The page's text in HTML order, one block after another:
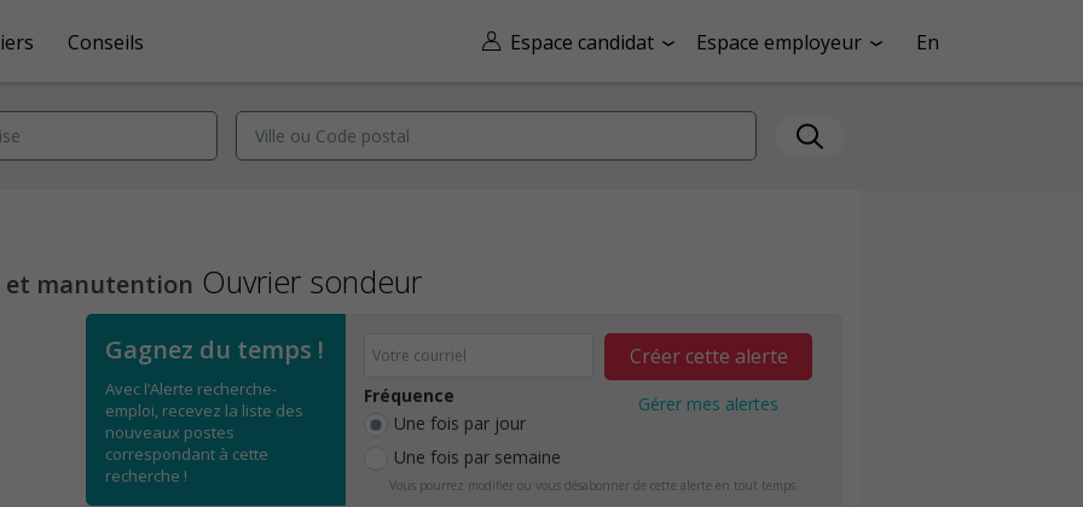
Espace candidat Espace employeur En
Conseils
manutention Ouvrier sondeur
Gagnez du temps !
Avec l’Alerte recherche-
emploi, recevez la liste des
nouveaux postes
correspondant à cette
recherche !
Fréquence
Une fois par jour
Une fois par semaine
Créer cette alerte
Gérer mes alertes
Vous pourrez modifier ou vous désabonner de cette alerte en tout temps.